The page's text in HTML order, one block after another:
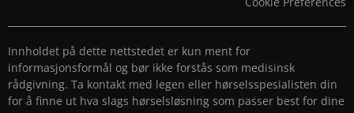
Innholdet på dette nettstedet er kun ment for
informasjonsformål og bør ikke forstås som medisinsk
rådgivning. Ta kontakt med legen eller hørselsspesialisten din
for å finne ut hva slags hørselsløsning som passer best for dine